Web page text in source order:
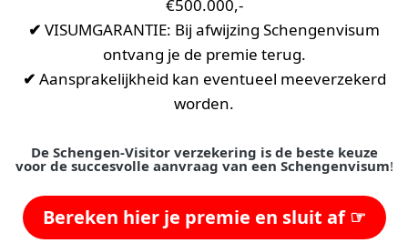
€500.000,-
✔ VISUMGARANTIE: Bij afwijzing Schengenvisum
ontvang je de premie terug.
✔ Aansprakelijkheid kan eventueel meeverzekerd
worden.
De Schengen-Visitor verzekering is de beste keuze
voor de succesvolle aanvraag van een Schengenvisum!
Bereken hier je premie en sluit af ☞